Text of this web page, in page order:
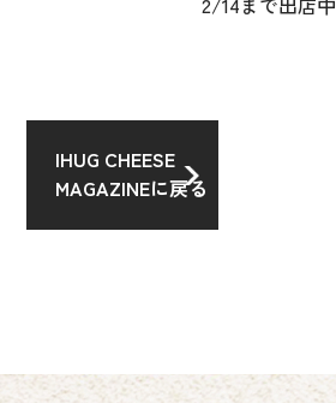
IHUG CHEESE
MAGAZINEに戻る